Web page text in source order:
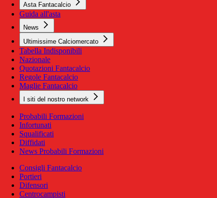
Asta Fantacalcio
Guida all'asta
News
Ultimissime Calciomercato
Tabella Indisponibili
Nazionale
Quotazioni Fantacalcio
Regole Fantacalcio
Maglie Fantacalcio
I siti del nostro network
Probabili Formazioni
Infortunati
Squalificati
Diffidati
News Probabili Formazioni
Consigli Fantacalcio
Portieri
Difensori
Centrocampisti